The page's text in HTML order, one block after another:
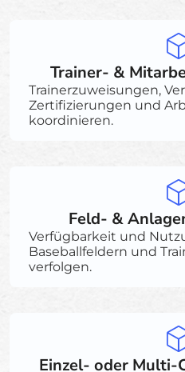
Trainer- &
Trainerzuweisungen,
Zertifizierungen und
koordinieren.
Feld- &
Verfügbarkeit und
Baseballfeldern und
verfolgen.
Einzel- oder Multi-